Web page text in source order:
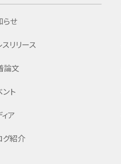
らせ
リリース
論文
ト
ア
グ紹介